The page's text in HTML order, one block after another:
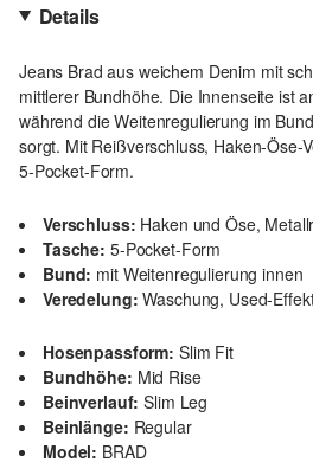
Details
Jeans Brad aus weichem Denim mit
mittlerer Bundhöhe. Die Innenseite ist
während die Weitenregulierung im
sorgt. Mit Reißverschluss, Haken-Öse-
5-Pocket-Form.
Verschluss: Haken und Öse,
Tasche: 5-Pocket-Form
Bund: mit Weitenregulierung innen
Veredelung: Waschung, Used-
Hosenpassform: Slim Fit
Bundhöhe: Mid Rise
Beinverlauf: Slim Leg
Beinlänge: Regular
Model: BRAD